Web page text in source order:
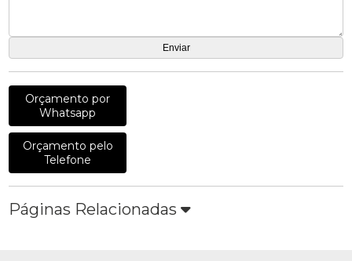
Orçamento por
Whatsapp
Orçamento pelo
Telefone
Páginas Relacionadas